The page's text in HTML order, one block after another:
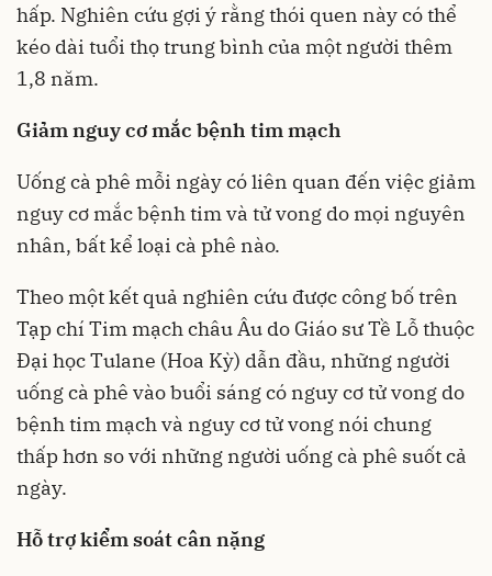
hấp. Nghiên cứu gợi ý rằng thói quen này có thể
kéo dài tuổi thọ trung bình của một người thêm
1,8 năm.
Giảm nguy cơ mắc bệnh tim mạch
Uống cà phê mỗi ngày có liên quan đến việc giảm
nguy cơ mắc bệnh tim và tử vong do mọi nguyên
nhân, bất kể loại cà phê nào.
Theo một kết quả nghiên cứu được công bố trên
Tạp chí Tim mạch châu Âu do Giáo sư Tề Lỗ thuộc
Đại học Tulane (Hoa Kỳ) dẫn đầu, những người
uống cà phê vào buổi sáng có nguy cơ tử vong do
bệnh tim mạch và nguy cơ tử vong nói chung
thấp hơn so với những người uống cà phê suốt cả
ngày.
Hỗ trợ kiểm soát cân nặng